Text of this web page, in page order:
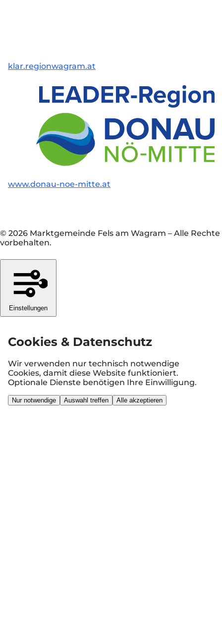
klar.regionwagram.at
www.donau-noe-mitte.at
© 2026 Marktgemeinde Fels am Wagram – Alle Rechte
vorbehalten.
Einstellungen
Cookies & Datenschutz
Wir verwenden nur technisch notwendige
Cookies, damit diese Website funktioniert.
Optionale Dienste benötigen Ihre Einwilligung.
Nur notwendige Auswahl treffen Alle akzeptieren